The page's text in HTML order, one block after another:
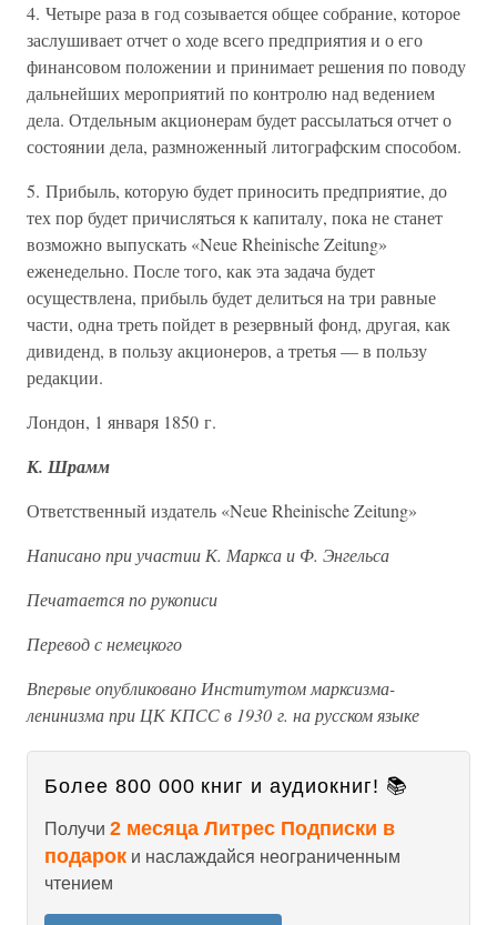
4. Четыре раза в год созывается общее собрание, которое
заслушивает отчет о ходе всего предприятия и о его
финансовом положении и принимает решения по поводу
дальнейших мероприятий по контролю над ведением
дела. Отдельным акционерам будет рассылаться отчет о
состоянии дела, размноженный литографским способом.
5. Прибыль, которую будет приносить предприятие, до
тех пор будет причисляться к капиталу, пока не станет
возможно выпускать «Neue Rheinische Zeitung»
еженедельно. После того, как эта задача будет
осуществлена, прибыль будет делиться на три равные
части, одна треть пойдет в резервный фонд, другая, как
дивиденд, в пользу акционеров, а третья — в пользу
редакции.
Лондон, 1 января 1850 г.
К. Шрамм
Ответственный издатель «Neue Rheinische Zeitung»
Написано при участии К. Маркса и Ф. Энгельса
Печатается по рукописи
Перевод с немецкого
Впервые опубликовано Институтом марксизма-
ленинизма при ЦК КПСС в 1930 г. на русском языке
Более 800 000 книг и аудиокниг! 📚
Получи 2 месяца Литрес Подписки в
подарок и наслаждайся неограниченным
чтением